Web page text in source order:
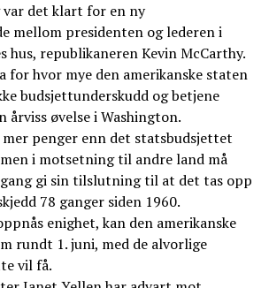
var det klart for en ny
mellom presidenten og lederen i
hus, republikaneren Kevin McCarthy.
for hvor mye den amerikanske staten
budsjettunderskudd og betjene
årviss øvelse i Washington.
penger enn det statsbudsjettet
i motsetning til andre land må
gi sin tilslutning til at det tas opp
78 ganger siden 1960.
enighet, kan den amerikanske
rundt 1. juni, med de alvorlige
vil få.